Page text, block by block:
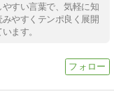
すい言葉で、気軽に知
やすくテンポ良く展開
ます。